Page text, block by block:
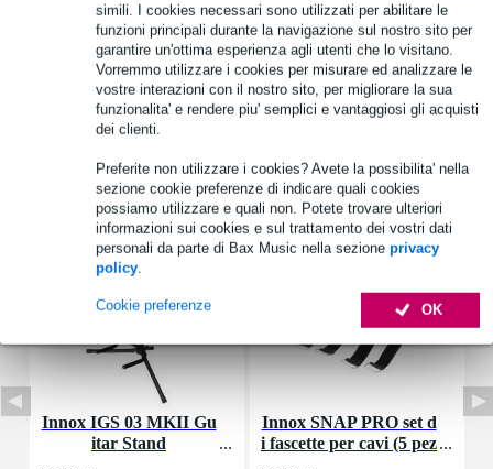
simili. I cookies necessari sono utilizzati per abilitare le
funzioni principali durante la navigazione sul nostro sito per
garantire un'ottima esperienza agli utenti che lo visitano.
Vorremmo utilizzare i cookies per misurare ed analizzare le
vostre interazioni con il nostro sito, per migliorare la sua
funzionalita' e rendere piu' semplici e vantaggiosi gli acquisti
dei clienti.
Preferite non utilizzare i cookies? Avete la possibilita' nella
sezione cookie preferenze di indicare quali cookies
possiamo utilizzare e quali non. Potete trovare ulteriori
informazioni sui cookies e sul trattamento dei vostri dati
personali da parte di Bax Music nella sezione privacy
policy.
OK
Cookie preferenze
Palmer PDIR01
ingresso: XLR
uscita: jack da 6,3 mm
Specifiche complete
Accessori (6)
Innox IGS 03 MKII Gu
itar Stand
Innox SNAP PRO set d
i fascette per cavi (5 pez